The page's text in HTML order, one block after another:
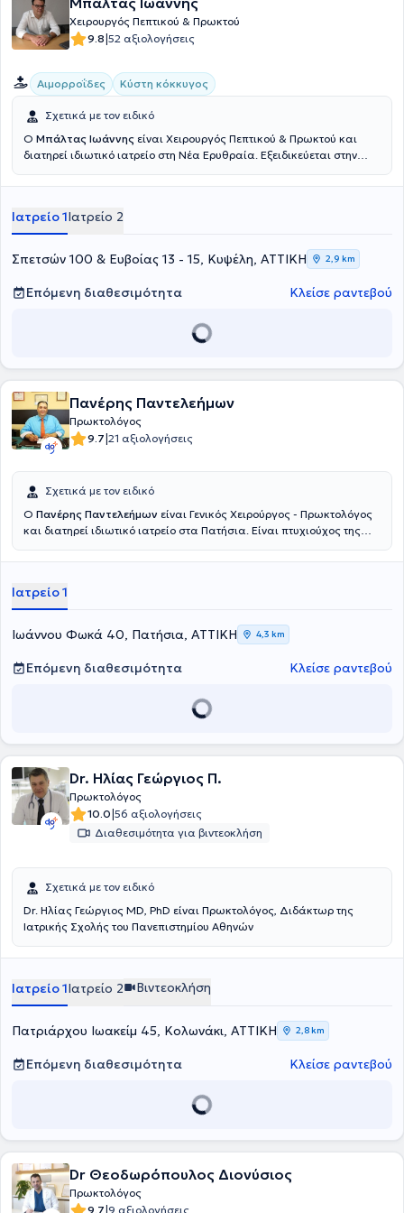
Χειρουργός Πεπτικού & Πρωκτού
9.8|52 αξιολογήσεις
Αιμορροΐδες Κύστη κόκκυγος
Σχετικά με τον ειδικό
Ο Μπάλτας Ιωάννης είναι Χειρουργός Πεπτικού & Πρωκτού και
διατηρεί ιδιωτικό ιατρείο στη Νέα Ερυθραία. Εξειδικεύεται στην
καθώς και στην Ορθοπρωκτική Χειρουργική. Επιπλέον εξειδίκευση
πρωκτού, κύστη κόκκυγος). Διαθέτει πολυετή εμπειρία στην
αποτελεσματική και ασφαλή χειρουργική αντιμετώπιση της
παχυσαρκίας, της διαφραγματοκήλης, των παθήσεων του πεπτικού
συστήματος και των κηλών του κοιλιακού τοιχώματος. Τέλος,
παράλληλα με το ιδιωτικό του ιατρείο, συνεργάζεται με μεγάλες
ιδιωτικές κλινικές της Αττικής, όπως είναι το Μητέρα, το Ιατρικό
Ιατρείο 1Ιατρείο 2
Σπετσών 100 & Ευβοίας 13 - 15, Κυψέλη, ΑΤΤΙΚΗ 2,9 km
Επόμενη διαθεσιμότητα Κλείσε ραντεβού
Πανέρης Παντελεήμων
Πρωκτολόγος
9.7|21 αξιολογήσεις
Σχετικά με τον ειδικό
Ο Πανέρης Παντελεήμων είναι Γενικός Χειρούργος - Πρωκτολόγος
και διατηρεί ιδιωτικό ιατρείο στα Πατήσια. Είναι πτυχιούχος της
Βουδαπέστη και ειδικεύτηκε στη γενική χειρουργική στο Γενικό
εμπειρία σε παθήσεις όπως οι αιμορροΐδες, η κήλη, στην
αιμορραγία εντέρου, στην επιμήκη γαστρεκτομή, στα κονδυλώματα,
στη μαστοπάθεια και στο συρίγγιο πρωκτού και παρέχει υπηρεσίες
αφαίρεσης ραμμάτων και λαπαροσκοπικής αντιμετώπισης κήλης.
Είναι συνεργάτης ιατρός του Ερρίκος Ντυνάν Hospital Center και
του Ιατρικού Κέντρου Παλαιού Φαλήρου και έχει διατελέσει
Νοσοκομείου Αθηνών "Ευαγγελισμός"και στη Χειρουργική Κλινική
του Ιατρικού Συλλόγου Αθηνών.
Ιατρείο 1
Ιωάννου Φωκά 40, Πατήσια, ΑΤΤΙΚΗ 4,3 km
Επόμενη διαθεσιμότητα Κλείσε ραντεβού
Dr. Ηλίας Γεώργιος Π.
Πρωκτολόγος
10.0|56 αξιολογήσεις
Διαθεσιμότητα για βιντεοκλήση
Σχετικά με τον ειδικό
Dr. Ηλίας Γεώργιος MD, PhD είναι Πρωκτολόγος, Διδάκτωρ της
Ιατρικής Σχολής του Πανεπιστημίου Αθηνών
Ιατρείο 1Ιατρείο 2 Βιντεοκλήση
Πατριάρχου Ιωακείμ 45, Κολωνάκι, ΑΤΤΙΚΗ 2,8 km
Επόμενη διαθεσιμότητα Κλείσε ραντεβού
Dr Θεοδωρόπουλος Διονύσιος
Πρωκτολόγος
9.7 9 αξιολογήσεις